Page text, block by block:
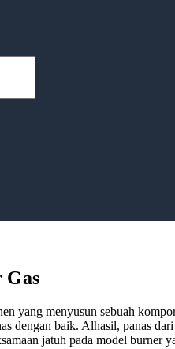
yang menyusun sebuah
dengan baik. Alhasil, panas
jatuh pada model burner